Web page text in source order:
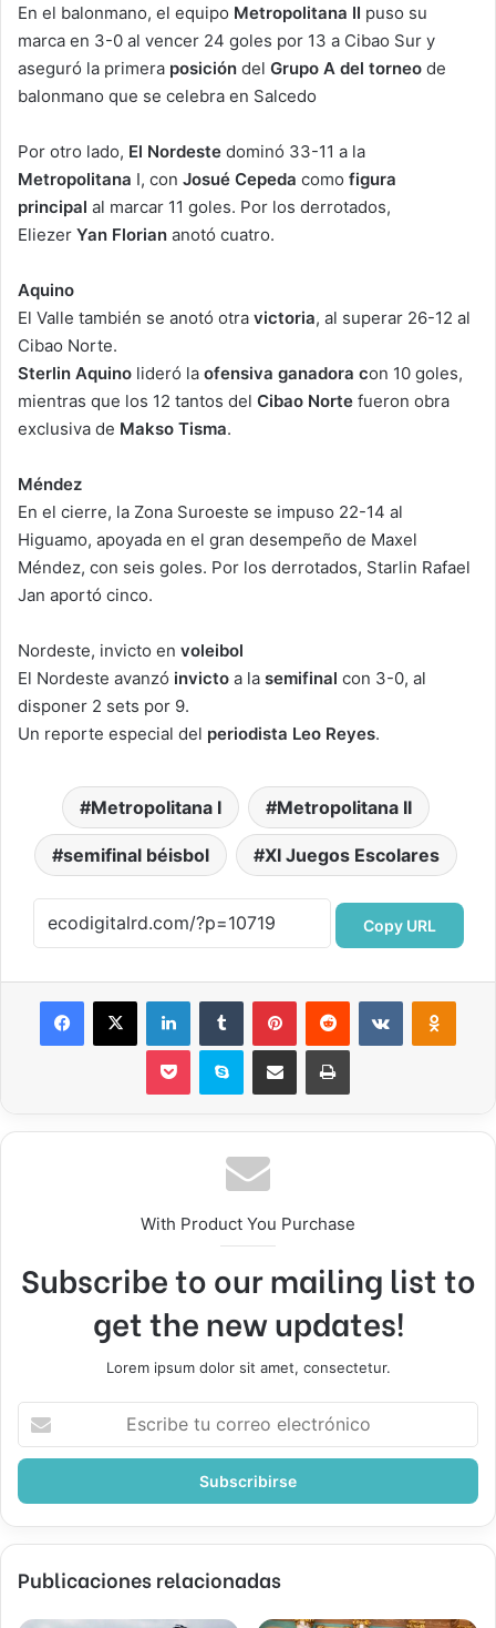
En el balonmano, el equipo Metropolitana II puso su
marca en 3-0 al vencer 24 goles por 13 a Cibao Sur y
aseguró la primera posición del Grupo A del torneo de
balonmano que se celebra en Salcedo
Por otro lado, El Nordeste dominó 33-11 a la
Metropolitana I, con Josué Cepeda como figura
principal al marcar 11 goles. Por los derrotados,
Eliezer Yan Florian anotó cuatro.
Aquino
El Valle también se anotó otra victoria, al superar 26-12 al
Cibao Norte.
Sterlin Aquino lideró la ofensiva ganadora con 10 goles,
mientras que los 12 tantos del Cibao Norte fueron obra
exclusiva de Makso Tisma.
Méndez
En el cierre, la Zona Suroeste se impuso 22-14 al
Higuamo, apoyada en el gran desempeño de Maxel
Méndez, con seis goles. Por los derrotados, Starlin Rafael
Jan aportó cinco.
Nordeste, invicto en voleibol
El Nordeste avanzó invicto a la semifinal con 3-0, al
disponer 2 sets por 9.
Un reporte especial del periodista Leo Reyes.
Metropolitana I Metropolitana II
semifinal béisbol XI Juegos Escolares
Copy URL
Facebook
X LinkedInTumblr PinterestReddit VKontakte
Pocket Skype Compartir por correo electrónicoImprimir
With Product You Purchase
Subscribe to our mailing list to
get the new updates!
Lorem ipsum dolor sit amet, consectetur.
correo
Publicaciones relacionadas